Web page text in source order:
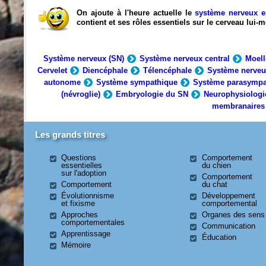
On ajoute à l'heure actuelle lesystème nerveux
contient et ses rôles essentiels sur le cerveau lui-
Système nerveux (SN) Système nerveux central
Cervelet
Diencéphale Télencéphale
Système
autonome
Système sympathique
Système
(névroglie)
Embryologie du SN
membranaires
Les grands titres
Questions
essentielles
sur l'adoption
Comportement
Évolutionnisme
et fixisme
Approches
comportementales
Apprentissage
Mémoire
Comportement
du chien
Comportement
du chat
Développement
comportemental
Organes des sens
Communication
Éducation